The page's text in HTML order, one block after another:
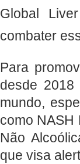
Global
combater
Para
desde
mundo,
como NASH
Não
que visa